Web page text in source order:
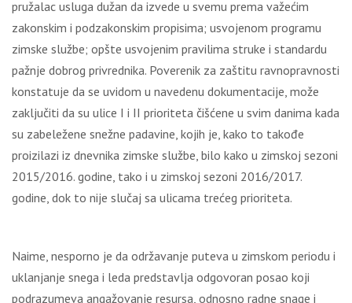
pružalac usluga dužan da izvede u svemu prema važećim
zakonskim i podzakonskim propisima; usvojenom programu
zimske službe; opšte usvojenim pravilima struke i standardu
pažnje dobrog privrednika. Poverenik za zaštitu ravnopravnosti
konstatuje da se uvidom u navedenu dokumentacije, može
zaklјučiti da su ulice I i II prioriteta čišćene u svim danima kada
su zabeležene snežne padavine, kojih je, kako to takođe
proizilazi iz dnevnika zimske službe, bilo kako u zimskoj sezoni
2015/2016. godine, tako i u zimskoj sezoni 2016/2017.
godine, dok to nije slučaj sa ulicama trećeg prioriteta.
Naime, nesporno je da održavanje puteva u zimskom periodu i
uklanjanje snega i leda predstavlјa odgovoran posao koji
podrazumeva angažovanje resursa, odnosno radne snage i